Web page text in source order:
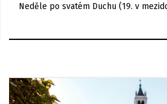
Neděle po svatém Duchu (19. v